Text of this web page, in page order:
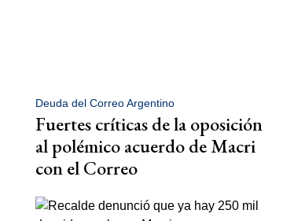
Deuda del Correo Argentino
Fuertes críticas de la oposición
al polémico acuerdo de Macri
con el Correo